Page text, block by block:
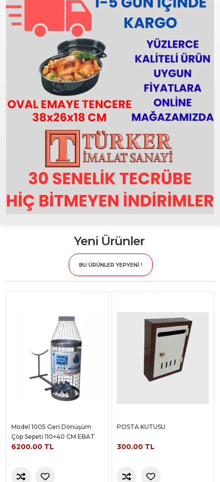
Yeni Ürünler
BU ÜRÜNLER YEPYENİ !
Model 1005 Geri Dönüşüm
Çöp Sepeti 110+40 CM EBAT
6200.00 TL
POSTA KUTUSU
300.00 TL